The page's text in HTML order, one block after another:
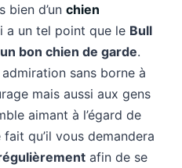
bien d’un chien
a un tel point que le Bull
bon chien de garde.
sans borne à
mais aussi aux gens
aimant à l’égard de
qu’il vous demandera
afin de se